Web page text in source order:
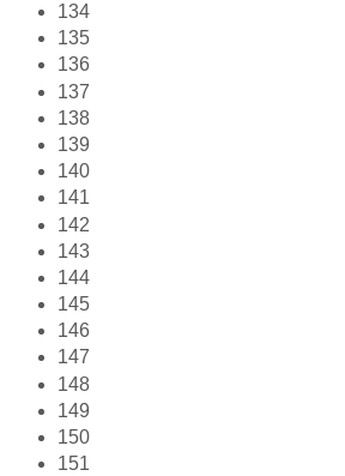
134
135
136
137
138
139
140
141
142
143
144
145
146
147
148
149
150
151